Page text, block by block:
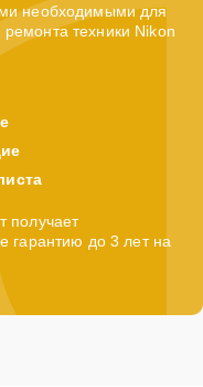
необходимыми для
техники Nikon
получает
гарантию до 3 лет на